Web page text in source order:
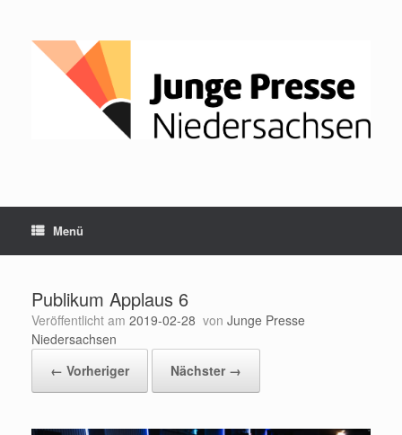
springen
Menü
Publikum Applaus 6
Veröffentlicht am 2019-02-28 von Junge Presse
Niedersachsen
← Vorheriger
Nächster →